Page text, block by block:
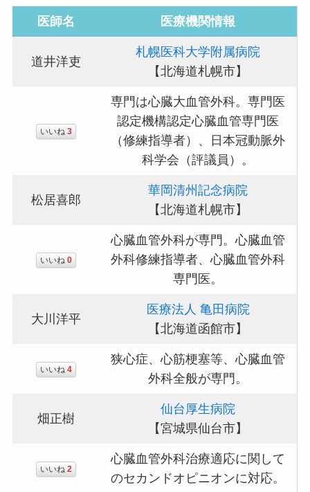
医師名 医療機関情報
道井洋吏
札幌医科大学附属病院
【北海道札幌市】
いいね 3
専門は心臓大血管外科。専門医
認定機構認定心臓血管専門医
（修練指導者）、日本冠動脈外
科学会（評議員）。
松居喜郎
華岡清州記念病院
【北海道札幌市】
いいね 0
心臓血管外科が専門。心臓血管
外科修練指導者、心臓血管外科
専門医。
大川洋平
医療法人 亀田病院
【北海道函館市】
いいね 4
狭心症、心筋梗塞等、心臓血管
外科全般が専門。
畑正樹
仙台厚生病院
【宮城県仙台市】
いいね 2
心臓血管外科治療適応に関して
のセカンドオピニオンに対応。